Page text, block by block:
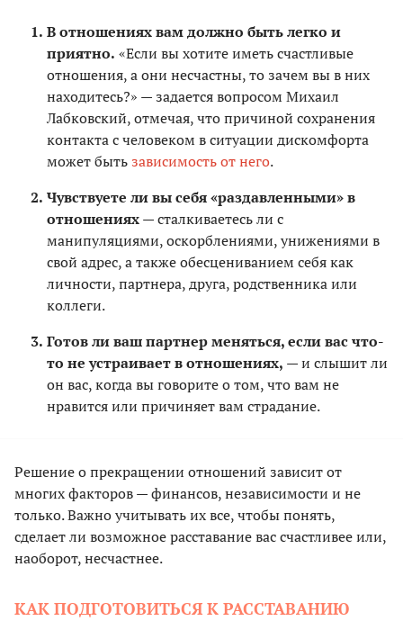
В отношениях вам должно быть легко и
приятно. «Если вы хотите иметь счастливые
отношения, а они несчастны, то зачем вы в них
находитесь?» — задается вопросом Михаил
Лабковский, отмечая, что причиной сохранения
контакта с человеком в ситуации дискомфорта
может бытьзависимость от него.
Чувствуете ли вы себя «раздавленными» в
отношениях— сталкиваетесь ли с
манипуляциями, оскорблениями, унижениями в
свой адрес, а также обесцениванием себя как
личности, партнера, друга, родственника или
коллеги.
Готов ли ваш партнер меняться, если вас что-
то не устраивает в отношениях, — и слышит ли
он вас, когда вы говорите о том, что вам не
нравится или причиняет вам страдание.
Решение о прекращении отношений зависит от
многих факторов — финансов, независимости и не
только. Важно учитывать их все, чтобы понять,
сделает ли возможное расставание вас счастливее или,
наоборот, несчастнее.
КАК ПОДГОТОВИТЬСЯ К РАССТАВАНИЮ